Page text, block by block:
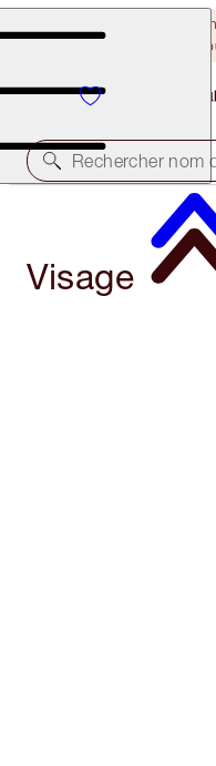
DERNIÈRE CHANCE ! Un
Offre
Rechercher nom
Visage